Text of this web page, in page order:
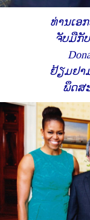
ທ່ານເອ
ຈັບມືກັ
ຢ້ຽມຢາ
ພຶດສ